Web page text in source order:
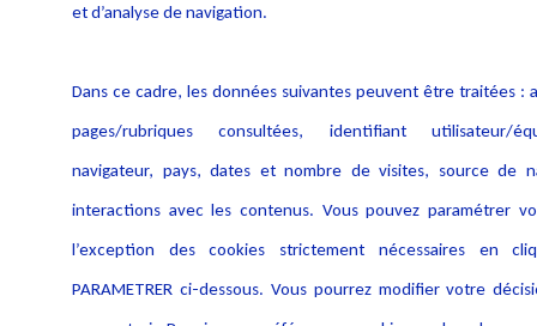
et d’analyse de navigation.
Dans ce cadre, les données suivantes peuvent être traitées :
pages/rubriques consultées, identifiant utilisateur/
navigateur, pays, dates et nombre de visites, source de
interactions avec les contenus. Vous pouvez paramétrer
l’exception des cookies strictement nécessaires en
PARAMETRER ci-dessous. Vous pourrez modifier votre